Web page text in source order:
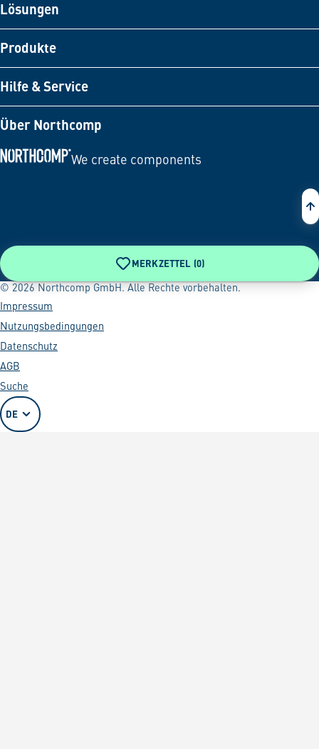
Lösungen
Produkte
Hilfe & Service
Über Northcomp
We create components
MERKZETTEL (0)
© 2026 Northcomp GmbH. Alle Rechte vorbehalten.
Impressum
Nutzungsbedingungen
Datenschutz
AGB
Suche
DE